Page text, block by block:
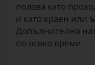
ползва като
и като краен или
Допълнително
по всяко време.